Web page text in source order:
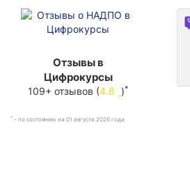
Отзывы в
Цифрокурсы
109+ отзывов (4.8 )*
* - по состоянию на 01 августа 2026 года